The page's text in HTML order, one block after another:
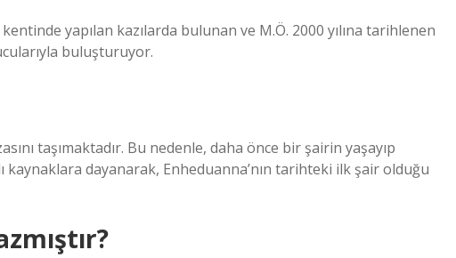
yapılan kazılarda bulunan ve M.Ö. 2000 yılına tarihlenen
buluşturuyor.
taşımaktadır. Bu nedenle, daha önce bir şairin yaşayıp
kaynaklara dayanarak, Enheduanna’nın tarihteki ilk şair olduğu